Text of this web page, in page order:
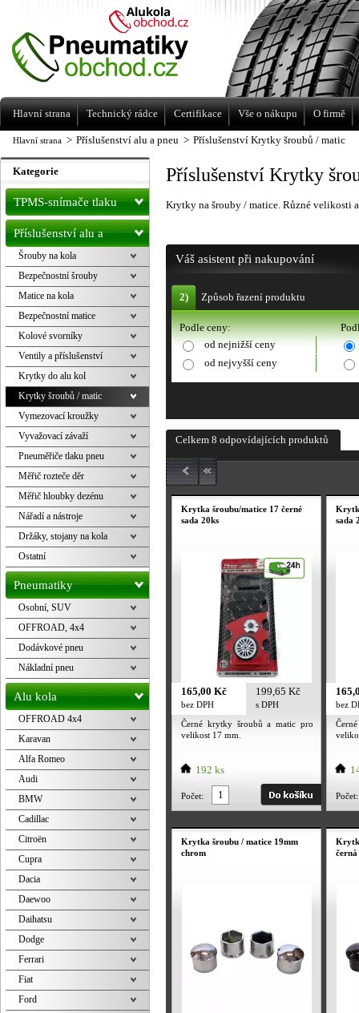
Hlavní strana > Příslušenství alu a pneu > Příslušenství Krytky šroubů / matic
Příslušenství Krytky
Krytky na šrouby / matice. Různé velikosti
Váš asistent při nakupování
2) Způsob řazení produktu
Podle ceny:
od nejnižší ceny
od nejvyšší ceny
Celkem 8 odpovídajících produktů
Krytka šroubu/matice 17 černé
sada 20ks
165,00 Kč
bez DPH
199,65 Kč
s DPH
Černé krytky šroubů a matic pro
velikost 17 mm.
192 ks
Počet:
sada
bez
Počet:
Krytka šroubu / matice 19mm
chrom
černá
Kategorie
TPMS-snímače tlaku
Příslušenství alu a
pneu
Šrouby na kola
Bezpečnostní šrouby
Matice na kola
Bezpečnostní matice
Kolové svorníky
Ventily a příslušenství
Krytky do alu kol
Krytky šroubů / matic
Vymezovací kroužky
Vyvažovací závaží
Pneuměřiče tlaku pneu
Měřič rozteče děr
Měřič hloubky dezénu
Nářadí a nástroje
Držáky, stojany na kola
Ostatní
Pneumatiky
Osobní, SUV
OFFROAD, 4x4
Dodávkové pneu
Nákladní pneu
Alu kola
OFFROAD 4x4
Karavan
Alfa Romeo
Audi
BMW
Cadillac
Citroën
Cupra
Dacia
Daewoo
Daihatsu
Dodge
Ferrari
Fiat
Ford
Levné pneumatiky letní, zimní, Alu kola
a litá kola Racing Line
Hlavní strana Technický rádce Certifikace Vše o nákupu O firmě